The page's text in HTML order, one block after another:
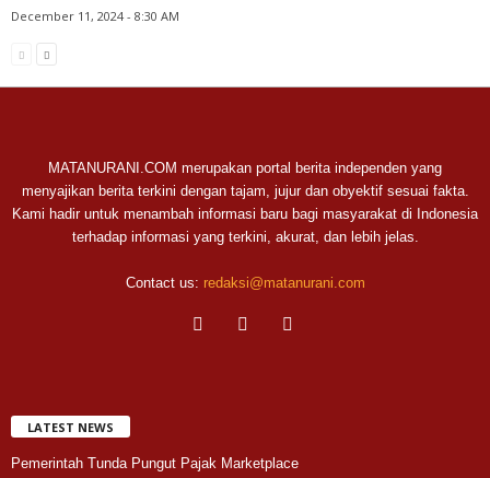
December 11, 2024 - 8:30 AM
MATANURANI.COM merupakan portal berita independen yang
menyajikan berita terkini dengan tajam, jujur dan obyektif sesuai fakta.
Kami hadir untuk menambah informasi baru bagi masyarakat di Indonesia
terhadap informasi yang terkini, akurat, dan lebih jelas.
Contact us: redaksi@matanurani.com
LATEST NEWS
Pemerintah Tunda Pungut Pajak Marketplace